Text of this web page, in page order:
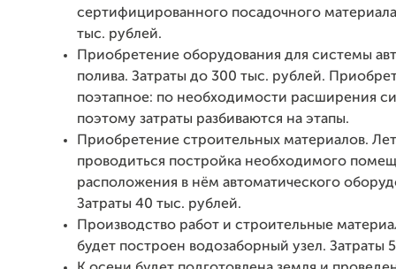
сертифицированного посадочного
тыс. рублей.
Приобретение оборудования для системы
полива. Затраты до 300 тыс. рублей.
поэтапное: по необходимости расширения
поэтому затраты разбиваются на этапы.
Приобретение строительных материалов.
проводиться постройка необходимого
расположения в нём автоматического
Затраты 40 тыс. рублей.
Производство работ и строительные
будет построен водозаборный узел. Затраты